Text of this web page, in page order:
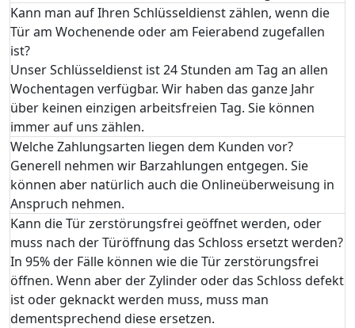
Kann man auf Ihren Schlüsseldienst zählen, wenn die
Tür am Wochenende oder am Feierabend zugefallen
ist?
Unser Schlüsseldienst ist 24 Stunden am Tag an allen
Wochentagen verfügbar. Wir haben das ganze Jahr
über keinen einzigen arbeitsfreien Tag. Sie können
immer auf uns zählen.
Welche Zahlungsarten liegen dem Kunden vor?
Generell nehmen wir Barzahlungen entgegen. Sie
können aber natürlich auch die Onlineüberweisung in
Anspruch nehmen.
Kann die Tür zerstörungsfrei geöffnet werden, oder
muss nach der Türöffnung das Schloss ersetzt werden?
In 95% der Fälle können wie die Tür zerstörungsfrei
öffnen. Wenn aber der Zylinder oder das Schloss defekt
ist oder geknackt werden muss, muss man
dementsprechend diese ersetzen.